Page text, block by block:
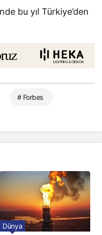
bu yıl Türkiye’den
# Forbes
Dünya